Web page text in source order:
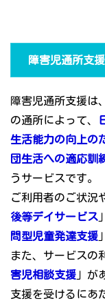
障害児通所支
障害児通所支援は
の通所によって、
生活能力の向上の
団生活への適応訓
うサービスです。
ご利用者のご状況
後等デイサービス
問型児童発達支援
また、サービスの
害児相談支援 」が
支援を受けるにあ